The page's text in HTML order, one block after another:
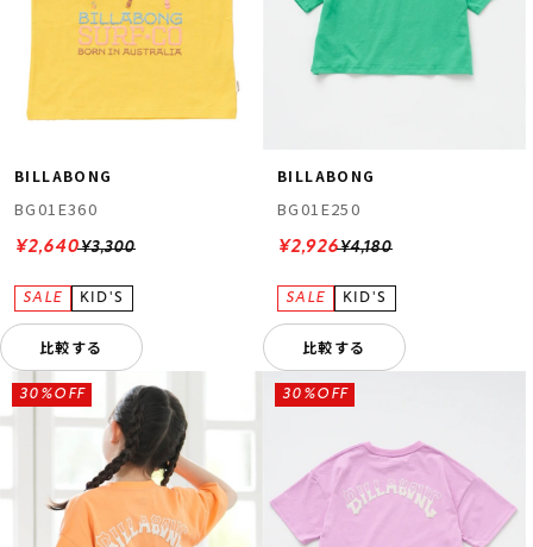
BILLABONG
BG01E360
¥3,300
¥2,640
比較する
BILLABONG
BG01E250
¥4,180
¥2,926
比較する
30%OFF 30%OFF